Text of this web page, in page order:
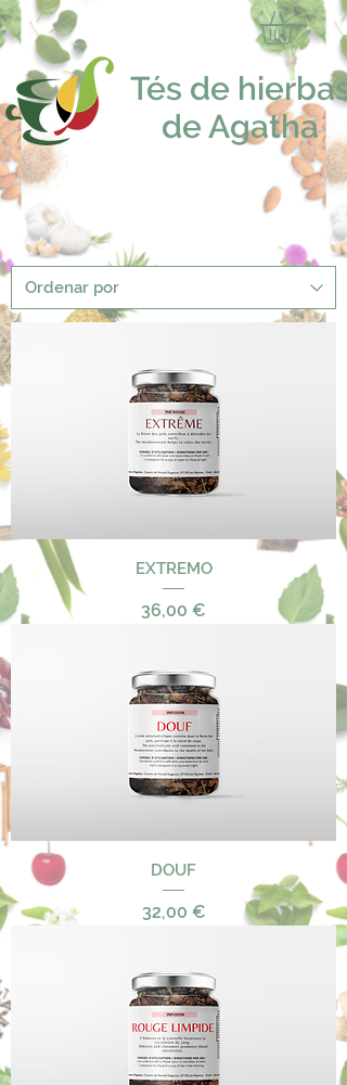
Tés de hierbas
de Agatha
EXTREMO
Precio
36,00 €
DOUF
Precio
32,00 €